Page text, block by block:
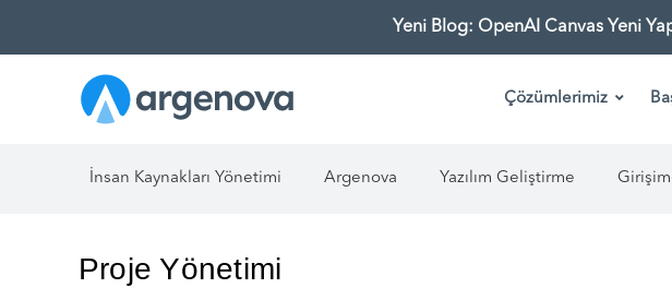
Yeni Blog: OpenAI Canvas Yeni
Çözümlerimiz
İnsan Kaynakları Yönetimi Argenova Yazılım Geliştirme
Proje Yönetimi